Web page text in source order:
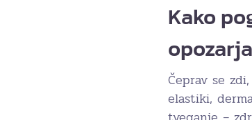
Kako
Čeprav se
elastiki,